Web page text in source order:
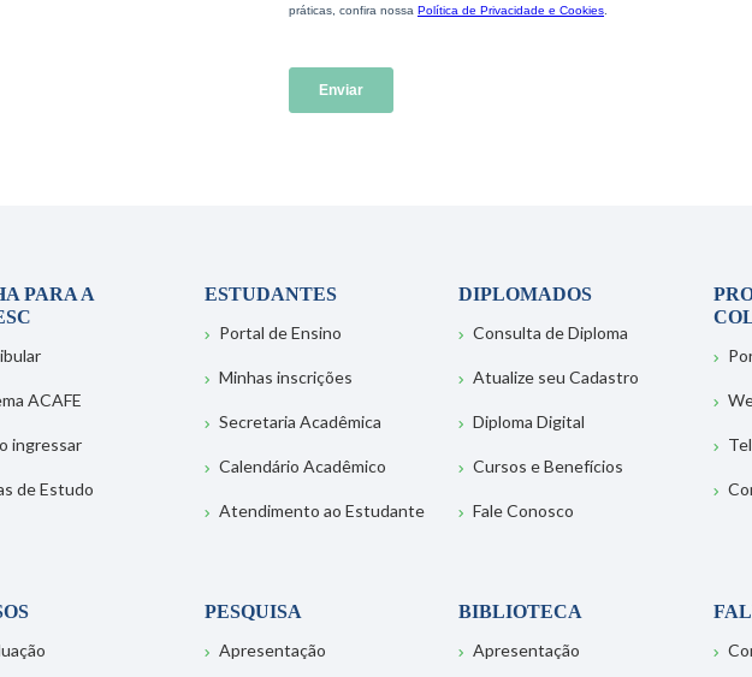
PARA A
ACAFE
ingressar
de Estudo
ESTUDANTES
Portal de Ensino
Minhas inscrições
Secretaria Acadêmica
Calendário Acadêmico
Atendimento ao Estudante
DIPLOMADOS
Consulta de Diploma
Atualize seu Cadastro
Diploma Digital
Cursos e Benefícios
Fale Conosco
PESQUISA
Apresentação
BIBLIOTECA
Apresentação